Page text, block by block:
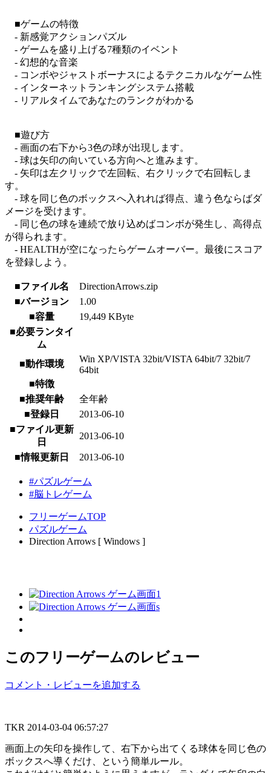
■ゲームの特徴
- 新感覚アクションパズル
- ゲームを盛り上げる7種類のイベント
- 幻想的な音楽
- コンボやジャストボーナスによるテクニカルなゲーム性
- インターネットランキングシステム搭載
- リアルタイムであなたのランクがわかる
■遊び方
- 画面の右下から3色の球が出現します。
- 球は矢印の向いている方向へと進みます。
- 矢印は左クリックで左回転、右クリックで右回転しま
す。
- 球を同じ色のボックスへ入れれば得点、違う色ならばダ
メージを受けます。
- 同じ色の球を連続で放り込めばコンボが発生し、高得点
が得られます。
- HEALTHが空になったらゲームオーバー。最後にスコア
を登録しよう。
■ファイル名
DirectionArrows.zip
■バージョン
1.00
■容量
19,449 KByte
■必要ランタイ
ム
■動作環境
Win XP/VISTA 32bit/VISTA 64bit/7 32bit/7
64bit
■特徴
■推奨年齢
全年齢
■登録日
2013-06-10
■ファイル更新
日
2013-06-10
■情報更新日 2013-06-10
#パズルゲーム
#脳トレゲーム
フリーゲームTOP
パズルゲーム
Direction Arrows [ Windows ]
このフリーゲームのレビュー
コメント・レビューを追加する
TKR 2014-03-04 06:57:27
画面上の矢印を操作して、右下から出てくる球体を同じ色の
ボックスへ導くだけ、という簡単ルール。